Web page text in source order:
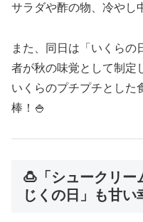
サラダや酢の物、冷やし
また、同日は「いくらの
者が秋の味覚として制定
いくらのプチプチとした
棒！🍚
🍮「シュークリー
じくの日」も甘い